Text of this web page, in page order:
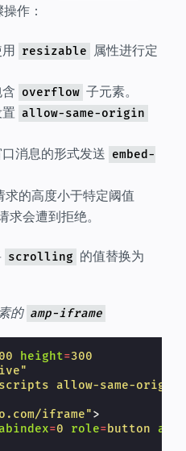
作：
resizable
属性进行定
overflow 子元素。
allow-same-origin
消息的形式发送 embed-
求的高度小于特定阈值
求会遭到拒绝。
scrolling 的值替换为
的 amp-iframe
height=300
allow-same-
iframe">
=0 role=button